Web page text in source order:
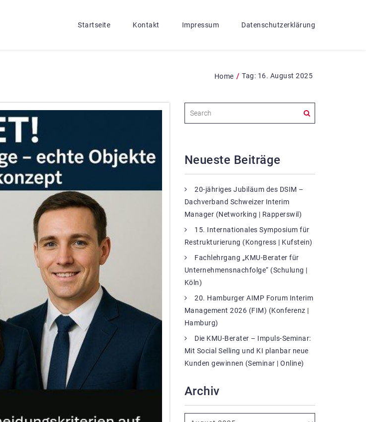
Startseite Kontakt Impressum Datenschutzerklärung
Home / Tag: 16. August 2025
Neueste Beiträge
20-jähriges Jubiläum des DSIM –
Dachverband Schweizer Interim
Manager (Networking | Rapperswil)
15. Internationales Symposium für
Restrukturierung (Kongress | Kufstein)
Fachlehrgang „KMU-Berater für
Unternehmensnachfolge“ (Schulung |
Köln)
20. Hamburger AIMP Forum Interim
Management 2026 (FIM) (Konferenz |
Hamburg)
Die KMU-Berater – Impuls-Seminar:
Mit Social Selling und KI planbar neue
Kunden gewinnen (Seminar | Online)
Archiv